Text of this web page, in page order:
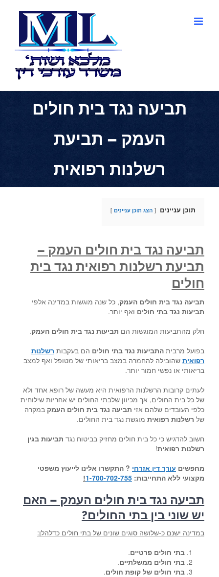
תביעה נגד בית חולים
העמק – תביעת
רשלנות רפואית
תוכן עניינים הצג תוכן עניינים
תביעה נגד בית חולים העמק –
תביעת רשלנות רפואית נגד בית
חולים
תביעה נגד בית חולים העמק, כל שנה מוגשות במדינה אלפי
תביעות נגד בתי חולים ואף יותר.
חלק מהתביעות המוגשות הם תביעות נגד בית חולים העמק.
בפועל מרבית התביעות נגד בתי חולים הם בעקבות רשלנות
רפואית שהובילה להחמרה במצב בריאותי של מטופל ואף למצב
בריאותי או נפשי חמור יותר.
לעתים קרובות הרשלנות הרפואית היא מעשה של רופא אחד ולא
של כל בית החולים, אך מכיוון שלבתי החולים יש אחריות שילוחית
כלפי העובדים שלהם אזי תביעה נגד בית חולים העמק במקרה
של רשלנות רפואית מוגשת נגד בית החולים.
חשוב להדגיש כי כל בית חולים מחזיק בביטוח נגד תביעות בגין
רשלנות רפואית!
מחפשים עורך דין אזרחי ? התקשרו אלינו לייעוץ משפטי
מקצועי ללא התחייבות: 1-700-702-755
!
תביעה נגד בית חולים העמק – האם
יש שוני בין בתי החולים?
במדינה ישנם כ-שלושה סוגים שונים של בתי חולים כדלהלן:
בתי חולים פרטיים.
בתי חולים ממשלתיים.
בתי חולים של קופת חולים.